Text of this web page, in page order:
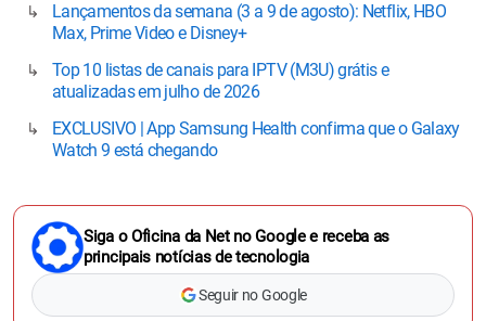
Lançamentos da semana (3 a 9 de agosto): Netflix, HBO
Max, Prime Video e Disney+
Top 10 listas de canais para IPTV (M3U) grátis e
atualizadas em julho de 2026
EXCLUSIVO | App Samsung Health confirma que o Galaxy
Watch 9 está chegando
Siga o Oficina da Net no Google e receba as
principais notícias de tecnologia
Seguir no Google